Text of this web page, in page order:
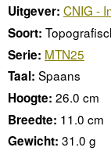
Uitgever: CNIG -
Soort:
Serie: MTN25
Taal: Spaans
Hoogte: 26.0 cm
Breedte: 11.0 cm
Gewicht: 31.0 g